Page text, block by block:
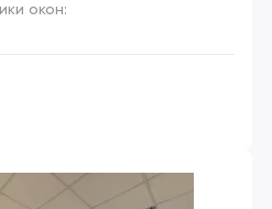
окон: